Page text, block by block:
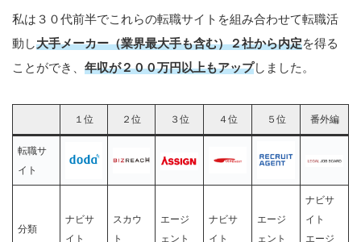
私は３０代前半でこれらの転職サイトを組み合わせて転職活
動し大手メーカー（業界最大手も含む）２社から内定を得る
ことができ、 年収が２００万円以上もアップしました。
１位 ２位 ３位 ４位 ５位 番外編
転職サ
イト
分類
ナビサ
イト
スカウ
ト
エージ
ェント
ナビサ
イト
エージ
ェント
ナビサ
イト
エージ